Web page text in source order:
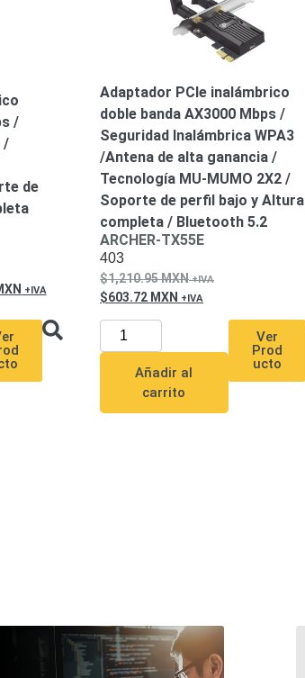
/
/
de
Adaptador PCIe inalámbrico
doble banda AX3000 Mbps /
Seguridad Inalámbrica WPA3
/Antena de alta ganancia /
Tecnología MU-MUMO 2X2 /
Soporte de perfil bajo y Altura
completa / Bluetooth 5.2
ARCHER-TX55E
403
1,210.95MXN
603.72 MXN
Añadir al
carrito
Ver
Prod
ucto